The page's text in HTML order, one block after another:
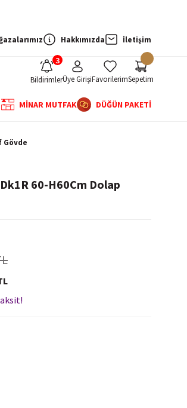
Hakkımızda İletişim
BildirimlerÜye GirişiFavorilerimSepetim
MİNAR MUTFAK DÜĞÜN PAKETİ
Gövde
60-H60Cm Dolap